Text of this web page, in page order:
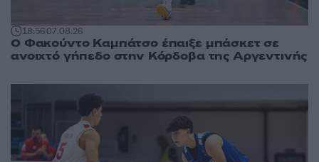
18:5607.08.26
Ο Φακούντο Καμπάτσο έπαιξε μπάσκετ σε
ανοιχτό γήπεδο στην Κόρδοβα της Αργεντινής